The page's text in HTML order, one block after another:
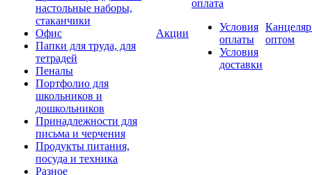
настольные наборы,
стаканчики
Офис
Папки для труда, для
тетрадей
Пеналы
Портфолио для
школьников и
дошкольников
Принадлежности для
письма и черчения
Продукты питания,
посуда и техника
Разное
Акции
оплата
Условия
оплаты
Условия
доставки
оптом